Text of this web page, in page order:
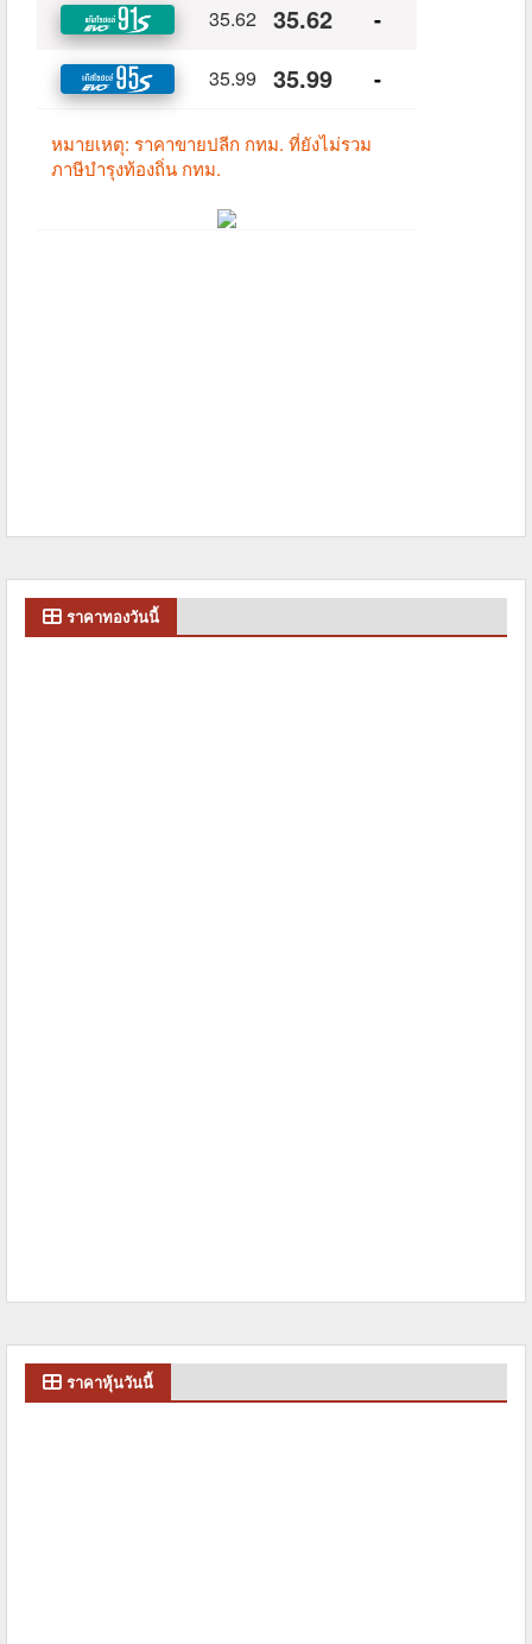
ราคาทองวันนี้
ราคาหุ้นวันนี้